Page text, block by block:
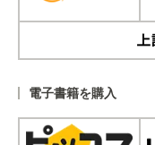
電子書籍を購入